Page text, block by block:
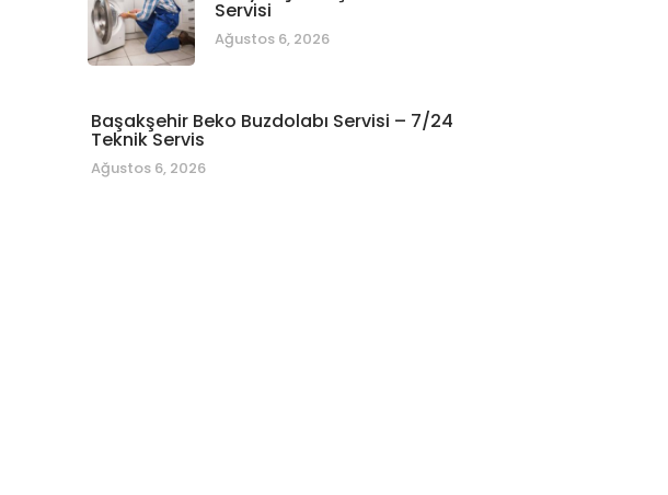
Servisi
Ağustos 6, 2026
Başakşehir Beko Buzdolabı Servisi – 7/24
Teknik Servis
Ağustos 6, 2026